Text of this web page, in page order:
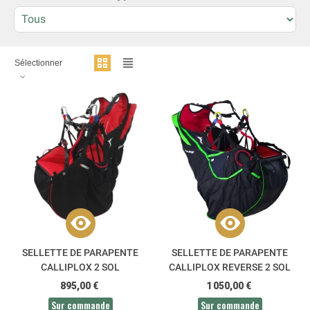
Sélectionner
SELLETTE DE PARAPENTE
CALLIPLOX 2 SOL
895,00 €
Sur commande
SELLETTE DE PARAPENTE
CALLIPLOX REVERSE 2 SOL
1 050,00 €
Sur commande